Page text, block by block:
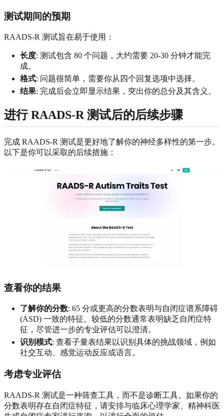
测试期间的预期
RAADS-R 测试旨在易于使用：
长度: 测试包含 80 个问题，大约需要 20-30 分钟才能完
成。
格式: 问题很简单，需要你从四个回复选项中选择。
结果: 完成后会立即显示结果，突出你的总分及其含义。
进行 RAADS-R 测试后的后续步骤
完成 RAADS-R 测试是更好地了解你的神经多样性的第一步。
以下是你可以采取的后续措施：
查看你的结果
了解你的分数: 65 分或更高的分数表明与自闭症谱系障碍
(ASD) 一致的特征。较低的分数通常表明缺乏自闭症特
征，尽管进一步的专业评估可以澄清。
识别模式: 查看子量表结果以识别具体的挑战领域，例如
社交互动、感觉运动反应或语言。
考虑专业评估
RAADS-R 测试是一种筛查工具，而不是诊断工具。如果你的
分数表明存在自闭症特征，请安排与临床心理学家、精神科医